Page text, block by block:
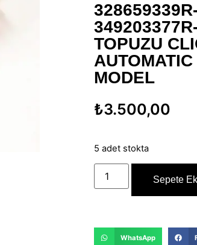
TOPUZU
MODEL
₺3.500,00
5 adet stokta
Sepete
WhatsApp